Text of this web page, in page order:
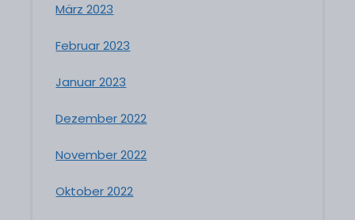
März 2023
Februar 2023
Januar 2023
Dezember 2022
November 2022
Oktober 2022